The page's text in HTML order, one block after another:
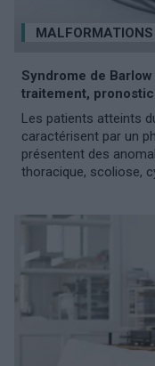
Syndrome de
traitement, pronostic
Les patients atteints
caractérisent par un
présentent des
thoracique, scoliose,